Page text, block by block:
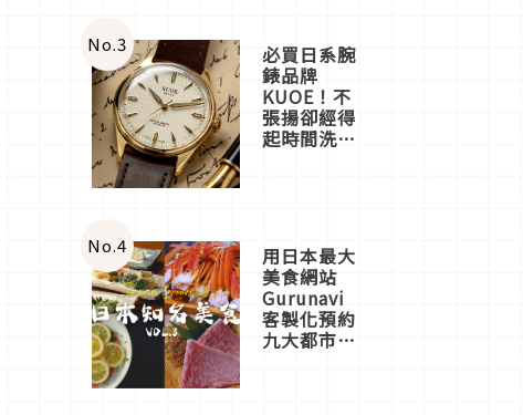
No.3 必買日系腕
錶品牌
KUOE！不
張揚卻經得
起時間洗鍊
No.4 用日本最大
美食網站
Gurunavi
客製化預約
九大都市餐